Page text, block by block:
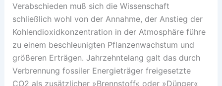
Verabschieden muß sich die Wissenschaft
schließlich wohl von der Annahme, der Anstieg der
Kohlendioxidkonzentration in der Atmosphäre führe
zu einem beschleunigten Pflanzenwachstum und
größeren Erträgen. Jahrzehntelang galt das durch
Verbrennung fossiler Energieträger freigesetzte
CO2 als zusätzlicher »Brennstoff« oder »Dünger«